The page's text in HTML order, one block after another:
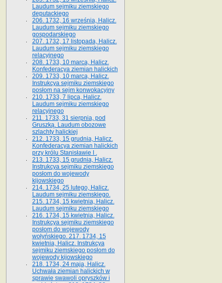
Laudum sejmiku ziemskiego
deputackiego
206. 1732, 16 września, Halicz.
Laudum sejmiku ziemskiego
gospodarskiego
207. 1732, 17 listopada, Halicz.
Laudum sejmiku ziemskiego
relacyjnego
208. 1733, 10 marca, Halicz.
Konfederacya ziemian halickich­
209. 1733, 10 marca, Halicz.
Instrukcya sejmiku ziemskiego
posłom na sejm konwokacyjny
210. 1733, 7 lipca, Halicz.
Laudum sejmiku ziemskiego
relacyjnego
211. 1733, 31 sierpnia, pod
Gruszką. Laudum obozowe
szlachty halickiej
212. 1733, 15 grudnia, Halicz.
Konfederacya ziemian halickich
przy królu Stanisławie I .
213. 1733, 15 grudnia, Halicz.
Instrukcya sejmiku ziemskiego
posłom do wojewody
kijowskiego
214. 1734, 25 lutego, Halicz.
Laudum sejmiku ziemskiego.
215. 1734, 15 kwietnia, Halicz.
Laudum sejmiku ziemskiego
216. 1734, 15 kwietnia, Halicz.
Instrukcya sejmiku ziemskiego
posłom do wojewody
wołyńskiego. 217. 1734, 15
kwietnia, Halicz. Instrukcya
sejmiku ziemskiego posłom do
wojewody kijowskiego
218. 1734, 24 maja, Halicz.
Uchwała ziemian halickich w
sprawie swawoli opryszków i